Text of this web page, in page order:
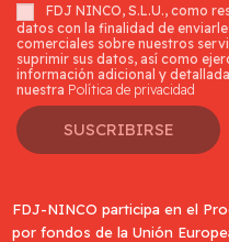
FDJ NINCO, S.L.U., como
datos con la finalidad de
comerciales sobre nuestros
suprimir sus datos, así como
información adicional y
nuestra Política de privacidad
SUSCRIBIRSE
FDJ-NINCO participa en el
por fondos de la Unión